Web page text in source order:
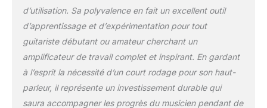
peuvent facilement
bouton TAP pour
correspondre aux
tempos des
chansons. Les autres
fonctionnalités
d’utilisation. Sa polyvalence en fait un excellent outil
d’apprentissage et d’expérimentation pour tout
guitariste débutant ou amateur cherchant un
amplificateur de travail complet et inspirant. En gardant
à l’esprit la nécessité d’un court rodage pour son haut-
parleur, il représente un investissement durable qui
saura accompagner les progrès du musicien pendant de